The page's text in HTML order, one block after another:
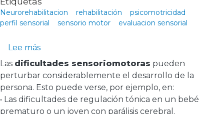
Neurorehabilitacion rehabilitación
psicomotricidad
perfil sensorial
sensorio motor evaluacion sensorial
Lee mássobre Evaluación Sensorio-Motor de André
Las dificultades sensoriomotoras pueden
perturbar considerablemente el desarrollo de la
persona. Esto puede verse, por ejemplo, en:
• Las dificultades de regulación tónica en un bebé
prematuro o un joven con parálisis cerebral.